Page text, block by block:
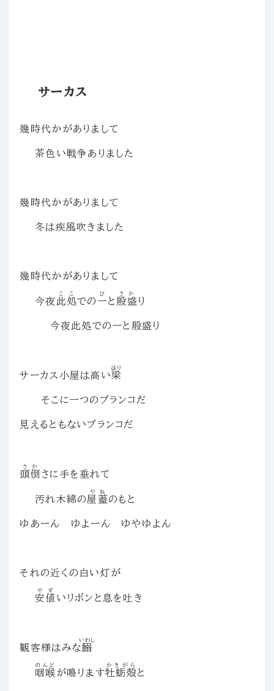
サーカス
幾時代かがありまして
茶色い戦争ありました
幾時代かがありまして
冬は疾風吹きました
幾時代かがありまして
今夜 此処
ここ
での 一
ひ
と 殷盛
さか
り
今夜此処での一と殷盛り
サーカス小屋は高い梁
はり
そこに一つのブランコだ
見えるともないブランコだ
頭倒
さか
さに手を垂れて
汚れ木綿の屋蓋
やね
のもと
ゆあーん ゆよーん ゆやゆよん
それの近くの白い灯が
安値
やす
いリボンと息を吐き
観客様はみな鰯
いわし
咽喉
のんど
が鳴ります牡蛎殻
かきがら
と